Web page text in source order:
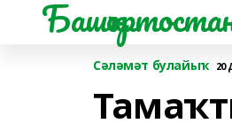
Сәләмәт булайыҡ 20